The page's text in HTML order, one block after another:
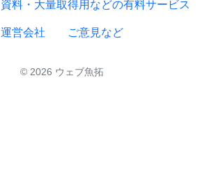
資料・大量取得用などの有料サービス
運営会社 ご意見など
© 2026 ウェブ魚拓